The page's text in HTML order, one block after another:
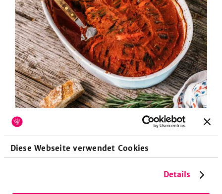
Diese Webseite verwendet Cookies
Details
Für ein bisschen Frankreich in deiner Küche: Ratatouille al
forno. Foto: SevenCooks